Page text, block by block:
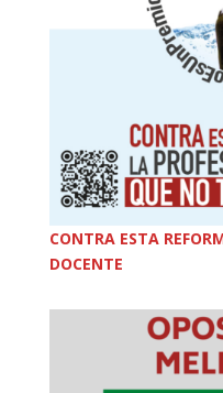
CONTRA ESTA
DOCENTE